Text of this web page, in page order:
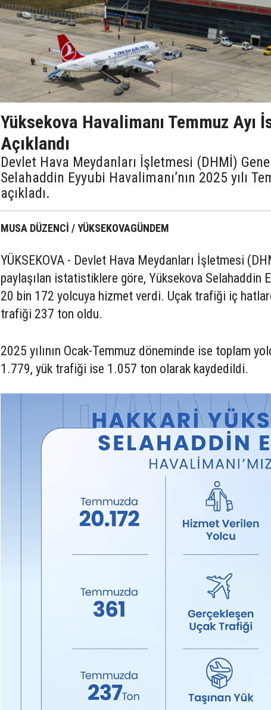
Yüksekova Havalimanı Temmuz
Açıklandı
Devlet Hava Meydanları İşletmesi (DHMİ)
Selahaddin Eyyubi Havalimanı’nın 2025 yılı
açıkladı.
MUSA DÜZENCİ / YÜKSEKOVAGÜNDEM
YÜKSEKOVA - Devlet Hava Meydanları İşletmesi
paylaşılan istatistiklere göre, Yüksekova Selahaddin
20 bin 172 yolcuya hizmet verdi. Uçak trafiği iç
trafiği 237 ton oldu.
2025 yılının Ocak-Temmuz döneminde ise toplam
1.779, yük trafiği ise 1.057 ton olarak kaydedildi.